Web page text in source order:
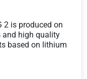
2 is produced on
and high quality
based on lithium